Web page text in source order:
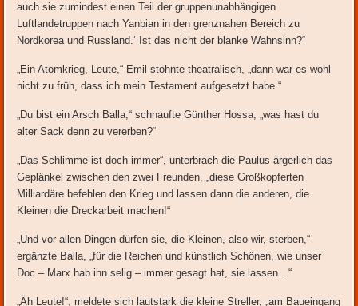
auch sie zumindest einen Teil der gruppenunabhängigen
Luftlandetruppen nach Yanbian in den grenznahen Bereich zu
Nordkorea und Russland.‘ Ist das nicht der blanke Wahnsinn?“
„Ein Atomkrieg, Leute,“ Emil stöhnte theatralisch, „dann war es wohl
nicht zu früh, dass ich mein Testament aufgesetzt habe.“
„Du bist ein Arsch Balla,“ schnaufte Günther Hossa, „was hast du
alter Sack denn zu vererben?“
„Das Schlimme ist doch immer“, unterbrach die Paulus ärgerlich das
Geplänkel zwischen den zwei Freunden, „diese Großkopferten
Milliardäre befehlen den Krieg und lassen dann die anderen, die
Kleinen die Dreckarbeit machen!“
„Und vor allen Dingen dürfen sie, die Kleinen, also wir, sterben,“
ergänzte Balla, „für die Reichen und künstlich Schönen, wie unser
Doc – Marx hab ihn selig – immer gesagt hat, sie lassen…“
„Äh Leute!“, meldete sich lautstark die kleine Streller, „am Baueingang